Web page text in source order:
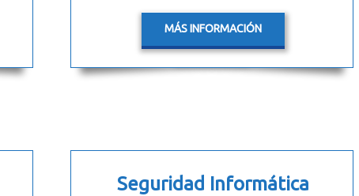
MÁS INFORMACIÓN
Seguridad Informática